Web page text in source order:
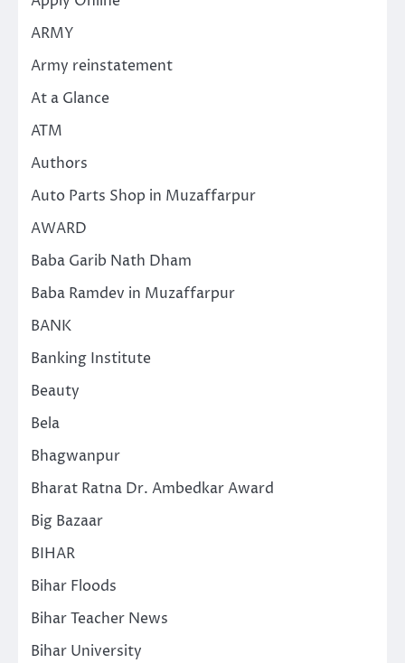
ARMY
Army reinstatement
At a Glance
ATM
Authors
Auto Parts Shop in Muzaffarpur
AWARD
Baba Garib Nath Dham
Baba Ramdev in Muzaffarpur
BANK
Banking Institute
Beauty
Bela
Bhagwanpur
Bharat Ratna Dr. Ambedkar Award
Big Bazaar
BIHAR
Bihar Floods
Bihar Teacher News
Bihar University